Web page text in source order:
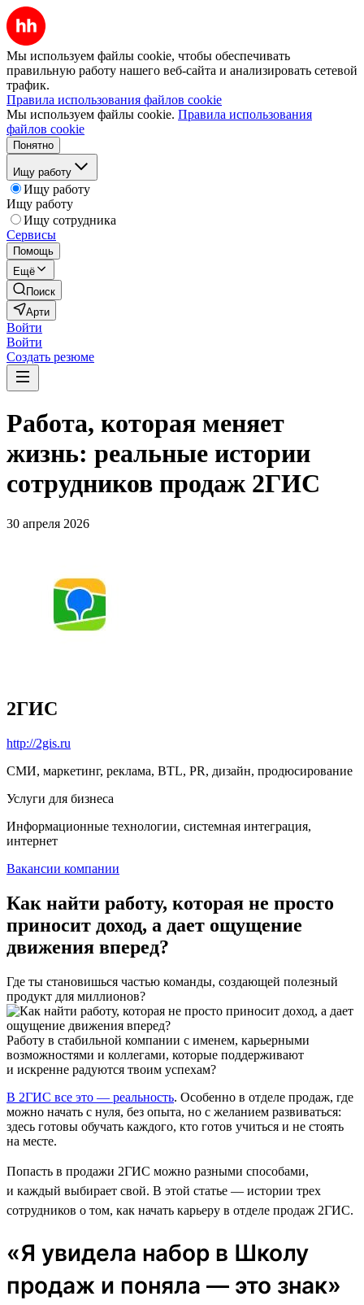
Мы используем файлы cookie, чтобы обеспечивать
правильную работу нашего веб-сайта и анализировать сетевой
трафик.
Правила использования файлов cookie
Мы используем файлы cookie. Правила использования
файлов cookie
Понятно
Ищу работу
Ищу работу
Ищу работу
Ищу сотрудника
Сервисы
Помощь
Ещё
Поиск
Арти
Войти
Войти
Создать резюме
Работа, которая меняет
жизнь: реальные истории
сотрудников продаж 2ГИС
30 апреля 2026
2ГИС
http://2gis.ru
СМИ, маркетинг, реклама, BTL, PR, дизайн, продюсирование
Услуги для бизнеса
Информационные технологии, системная интеграция,
интернет
Вакансии компании
Как найти работу, которая не просто
приносит доход, а дает ощущение
движения вперед?
Где ты становишься частью команды, создающей полезный
продукт для миллионов?
Работу в стабильной компании с именем, карьерными
возможностями и коллегами, которые поддерживают
и искренне радуются твоим успехам?
В 2ГИС все это — реальность. Особенно в отделе продаж, где
можно начать с нуля, без опыта, но с желанием развиваться:
здесь готовы обучать каждого, кто готов учиться и не стоять
на месте.
Попасть в продажи 2ГИС можно разными способами,
и каждый выбирает свой. В этой статье — истории трех
сотрудников о том, как начать карьеру в отделе продаж 2ГИС.
«Я увидела набор в Школу
продаж и поняла — это знак»